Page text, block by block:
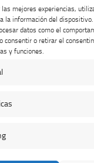
las mejores experiencias,
la información del
datos como el
consentir o retirar el
y funciones.